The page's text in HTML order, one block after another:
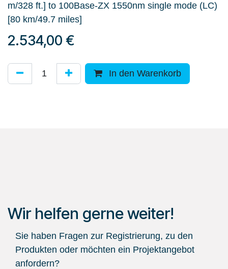
m/328 ft.] to 100Base-ZX 1550nm single mode (LC)
[80 km/49.7 miles]
2.534,00 €
In den Warenkorb
Wir helfen gerne weiter!
Sie haben Fragen zur Registrierung, zu den
Produkten oder möchten ein Projektangebot
anfordern?